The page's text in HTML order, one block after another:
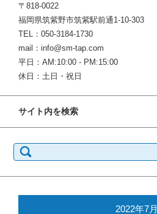
〒818-0022
福岡県筑紫野市筑紫駅前通1-10-303
TEL：050-3184-1730
mail：info@sm-tap.com
平日：AM:10:00 - PM:15:00
休日：土日・祝日
サイト内を検索
索:
2022年7月